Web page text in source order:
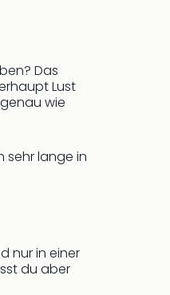
Das
Lust
wie
sehr lange in
nur in einer
du aber